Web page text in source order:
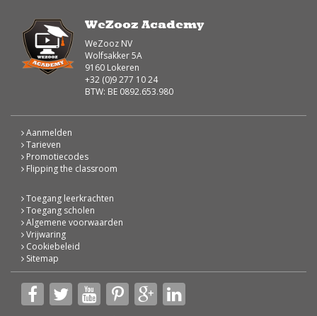
WeZooz Academy
WeZooz NV
Wolfsakker 5A
9160 Lokeren
+32 (0)9 277 10 24
BTW: BE 0892.653.980
Aanmelden
Tarieven
Promotiecodes
Flipping the classroom
Toegang leerkrachten
Toegang scholen
Algemene voorwaarden
Vrijwaring
Cookiebeleid
Sitemap